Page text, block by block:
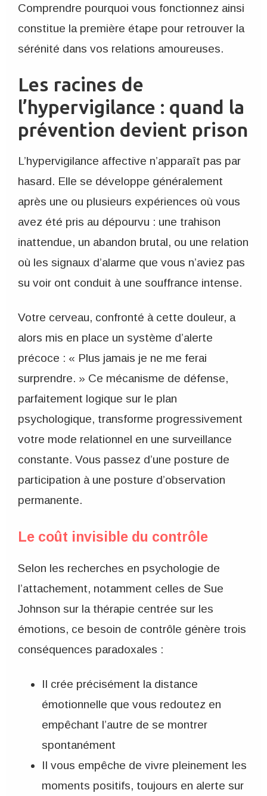
Comprendre pourquoi vous fonctionnez ainsi
constitue la première étape pour retrouver la
sérénité dans vos relations amoureuses.
Les racines de
l’hypervigilance : quand la
prévention devient prison
L’hypervigilance affective n’apparaît pas par
hasard. Elle se développe généralement
après une ou plusieurs expériences où vous
avez été pris au dépourvu : une trahison
inattendue, un abandon brutal, ou une relation
où les signaux d’alarme que vous n’aviez pas
su voir ont conduit à une souffrance intense.
Votre cerveau, confronté à cette douleur, a
alors mis en place un système d’alerte
précoce : « Plus jamais je ne me ferai
surprendre. » Ce mécanisme de défense,
parfaitement logique sur le plan
psychologique, transforme progressivement
votre mode relationnel en une surveillance
constante. Vous passez d’une posture de
participation à une posture d’observation
permanente.
Le coût invisible du contrôle
Selon les recherches en psychologie de
l’attachement, notamment celles de Sue
Johnson sur la thérapie centrée sur les
émotions, ce besoin de contrôle génère trois
conséquences paradoxales :
Il crée précisément la distance
émotionnelle que vous redoutez en
empêchant l’autre de se montrer
spontanément
Il vous empêche de vivre pleinement les
moments positifs, toujours en alerte sur